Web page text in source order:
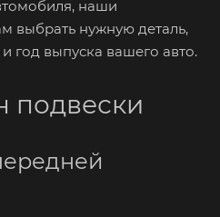
наши
выбрать нужную деталь,
год выпуска вашего авто.
подвески